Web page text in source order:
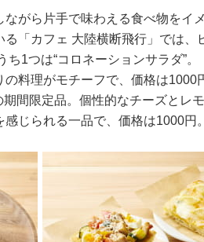
がら片手で味わえる食べ物をイ
「カフェ 大陸横断飛行」では、
ち1つは“コロネーションサラダ”。
料理がモチーフで、価格は1000
期間限定品。個性的なチーズとレ
じられる一品で、価格は1000円。